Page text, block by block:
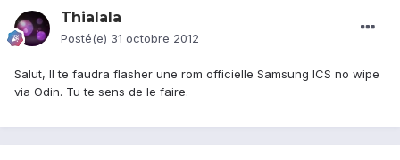
Thialala
Posté(e) 31 octobre 2012
Salut, Il te faudra flasher une rom officielle Samsung ICS no wipe
via Odin. Tu te sens de le faire.